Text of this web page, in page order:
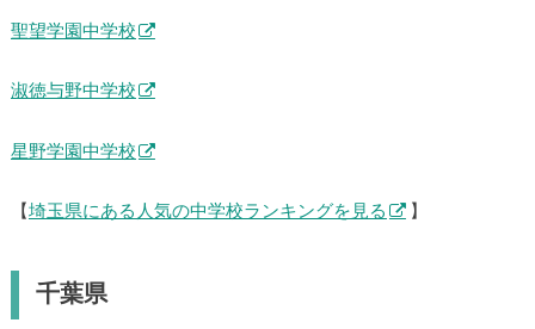
聖望学園中学校
淑徳与野中学校
星野学園中学校
【 埼玉県にある人気の中学校ランキングを見る 】
千葉県